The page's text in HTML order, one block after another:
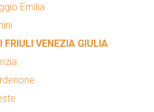
Emilia
FRIULI VENEZIA GIULIA